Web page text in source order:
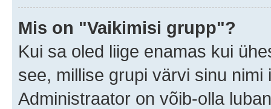
Mis on "Vaikimisi grupp"?
Kui sa oled liige enamas kui
see, millise grupi värvi sinu
Administraator on võib-olla